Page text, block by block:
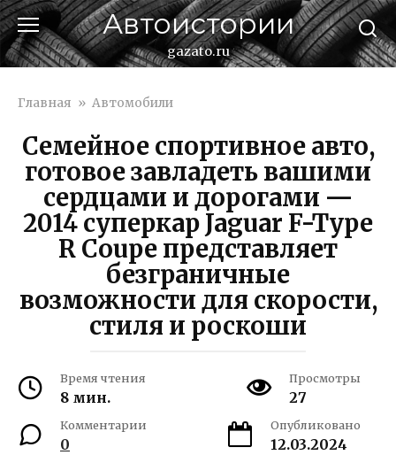
Перейти
к
контенту
Автоистории
gazato.ru
Главная » Автомобили
Семейное спортивное авто,
готовое завладеть вашими
сердцами и дорогами —
2014 суперкар Jaguar F-Type
R Coupe представляет
безграничные
возможности для скорости,
стиля и роскоши
Время чтения
8 мин.
Просмотры
27
Комментарии
0
Опубликовано
12.03.2024